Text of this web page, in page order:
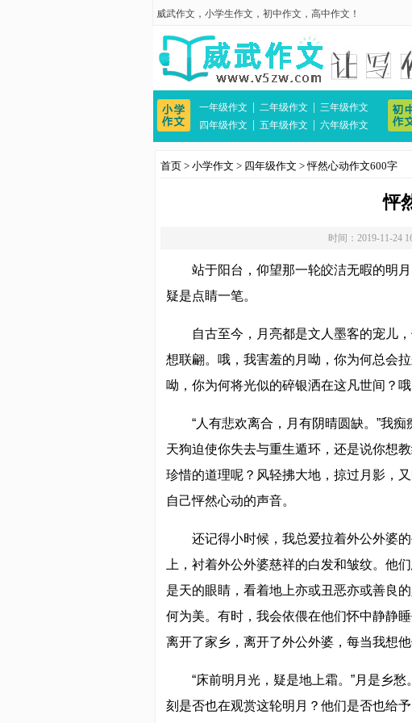
威武作文 ， 小学生作文 ， 初中作文 ， 高中作文 ！
一年级作文 二年级作文
三年级作文
四年级作文
五年级作文 六年级作文
首页 > 小学作文 > 四年级作文 >怦然心动作文600字
怦
时间：2019-11-
站于阳台，仰望那一轮皎洁无暇的明
疑是点睛一笔。
自古至今，月亮都是文人墨客的宠儿
想联翩。哦，我害羞的月呦，你为何总会
呦，你为何将光似的碎银洒在这凡世间？
“人有悲欢离合，月有阴晴圆缺。”我
天狗迫使你失去与重生遁环，还是说你想
珍惜的道理呢？风轻拂大地，掠过月影，
自己怦然心动的声音。
还记得小时候，我总爱拉着外公外婆
上，衬着外公外婆慈祥的白发和皱纹。他
是天的眼睛，看着地上亦或丑恶亦或善良
何为美。有时，我会依偎在他们怀中静静
离开了家乡，离开了外公外婆，每当我想
“床前明月光，疑是地上霜。”月是乡
刻是否也在观赏这轮明月？他们是否也给